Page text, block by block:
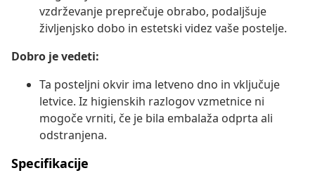
vzdrževanje preprečuje obrabo, podaljšuje
življenjsko dobo in estetski videz vaše postelje.
Dobro je vedeti:
Ta posteljni okvir ima letveno dno in vključuje
letvice. Iz higienskih razlogov vzmetnice ni
mogoče vrniti, če je bila embalaža odprta ali
odstranjena.
Specifikacije